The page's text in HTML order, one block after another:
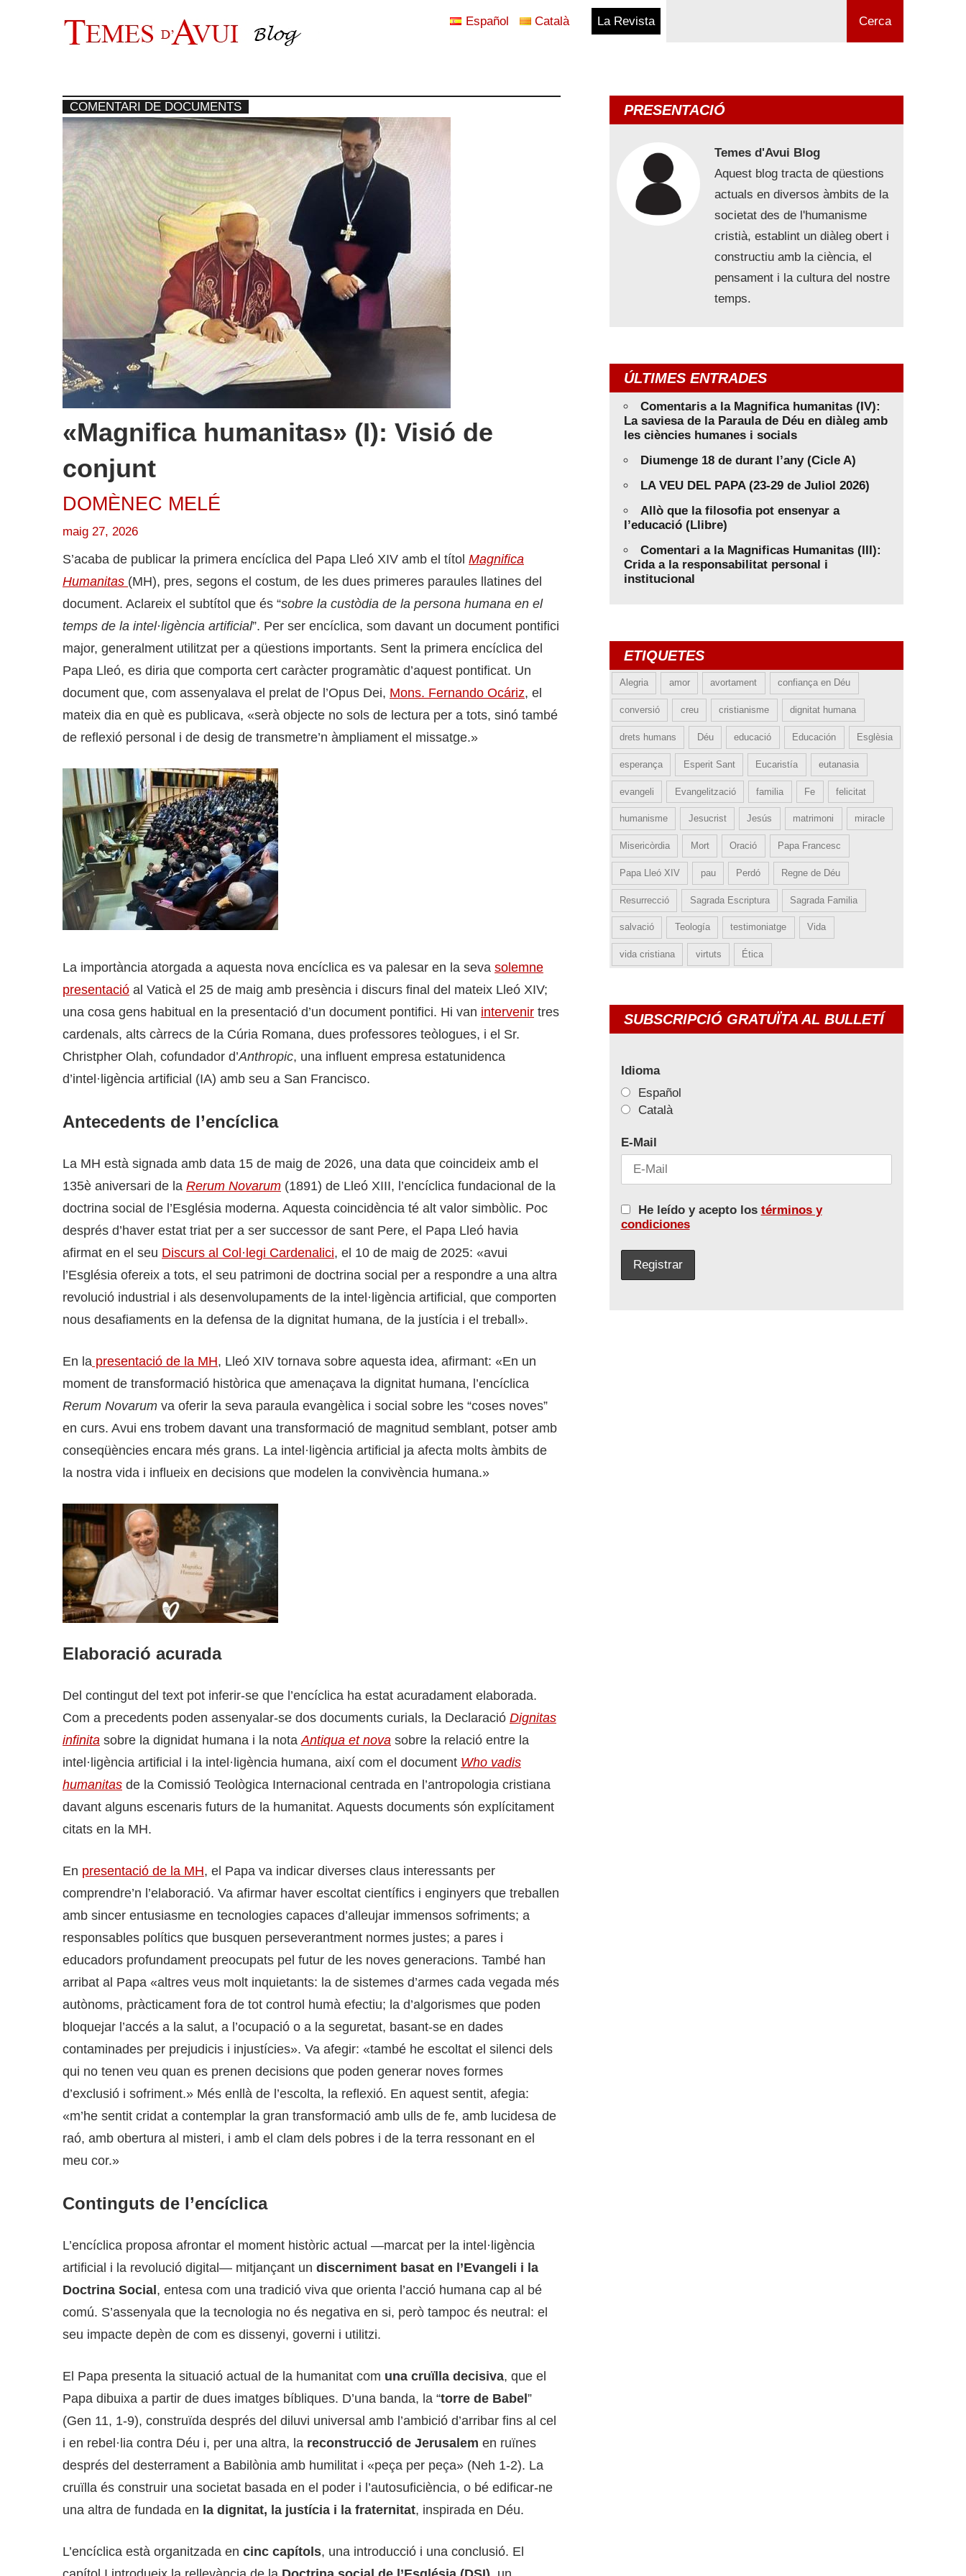
al
d'Avui
Cerca
Español Català La Revista
COMENTARI DE DOCUMENTS
«Magnifica humanitas» (I): Visió de
conjunt
DOMÈNEC MELÉ
maig 27, 2026
S’acaba de publicar la primera encíclica del Papa Lleó XIV amb el títol Magnifica
Humanitas (MH), pres, segons el costum, de les dues primeres paraules llatines del
document. Aclareix el subtítol que és “sobre la custòdia de la persona humana en el
temps de la intel·ligència artificial”. Per ser encíclica, som davant un document pontifici
major, generalment utilitzat per a qüestions importants. Sent la primera encíclica del
Papa Lleó, es diria que comporta cert caràcter programàtic d’aquest pontificat. Un
document que, com assenyalava el prelat de l’Opus Dei, Mons. Fernando Ocáriz, el
mateix dia en què es publicava, «serà objecte no sols de lectura per a tots, sinó també
de reflexió personal i de desig de transmetre’n àmpliament el missatge.»
La importància atorgada a aquesta nova encíclica es va palesar en la seva solemne
presentació al Vaticà el 25 de maig amb presència i discurs final del mateix Lleó XIV;
una cosa gens habitual en la presentació d’un document pontifici. Hi van intervenir tres
cardenals, alts càrrecs de la Cúria Romana, dues professores teòlogues, i el Sr.
Christpher Olah, cofundador d’Anthropic, una influent empresa estatunidenca
d’intel·ligència artificial (IA) amb seu a San Francisco.
Antecedents de l’encíclica
La MH està signada amb data 15 de maig de 2026, una data que coincideix amb el
135è aniversari de la Rerum Novarum (1891) de Lleó XIII, l’encíclica fundacional de la
doctrina social de l’Església moderna. Aquesta coincidència té alt valor simbòlic. Poc
després d’haver estat triat per a ser successor de sant Pere, el Papa Lleó havia
afirmat en el seu Discurs al Col·legi Cardenalici, el 10 de maig de 2025: «avui
l’Església ofereix a tots, el seu patrimoni de doctrina social per a respondre a una altra
revolució industrial i als desenvolupaments de la intel·ligència artificial, que comporten
nous desafiaments en la defensa de la dignitat humana, de la justícia i el treball».
En la presentació de la MH, Lleó XIV tornava sobre aquesta idea, afirmant: «En un
moment de transformació històrica que amenaçava la dignitat humana, l’encíclica
Rerum Novarum va oferir la seva paraula evangèlica i social sobre les “coses noves”
en curs. Avui ens trobem davant una transformació de magnitud semblant, potser amb
conseqüències encara més grans. La intel·ligència artificial ja afecta molts àmbits de
la nostra vida i influeix en decisions que modelen la convivència humana.»
Elaboració acurada
Del contingut del text pot inferir-se que l’encíclica ha estat acuradament elaborada.
Com a precedents poden assenyalar-se dos documents curials, la Declaració Dignitas
infinita sobre la dignidat humana i la nota Antiqua et nova sobre la relació entre la
intel·ligència artificial i la intel·ligència humana, així com el document Who vadis
humanitas de la Comissió Teològica Internacional centrada en l’antropologia cristiana
davant alguns escenaris futurs de la humanitat. Aquests documents són explícitament
citats en la MH.
En presentació de la MH, el Papa va indicar diverses claus interessants per
comprendre’n l’elaboració. Va afirmar haver escoltat científics i enginyers que treballen
amb sincer entusiasme en tecnologies capaces d’alleujar immensos sofriments; a
responsables polítics que busquen perseverantment normes justes; a pares i
educadors profundament preocupats pel futur de les noves generacions. També han
arribat al Papa «altres veus molt inquietants: la de sistemes d’armes cada vegada més
autònoms, pràcticament fora de tot control humà efectiu; la d’algorismes que poden
bloquejar l’accés a la salut, a l’ocupació o a la seguretat, basant-se en dades
contaminades per prejudicis i injustícies». Va afegir: «també he escoltat el silenci dels
qui no tenen veu quan es prenen decisions que poden generar noves formes
d’exclusió i sofriment.» Més enllà de l’escolta, la reflexió. En aquest sentit, afegia:
«m’he sentit cridat a contemplar la gran transformació amb ulls de fe, amb lucidesa de
raó, amb obertura al misteri, i amb el clam dels pobres i de la terra ressonant en el
meu cor.»
Continguts de l’encíclica
L’encíclica proposa afrontar el moment històric actual —marcat per la intel·ligència
artificial i la revolució digital— mitjançant un discerniment basat en l’Evangeli i la
Doctrina Social, entesa com una tradició viva que orienta l’acció humana cap al bé
comú. S’assenyala que la tecnologia no és negativa en si, però tampoc és neutral: el
seu impacte depèn de com es dissenyi, governi i utilitzi.
El Papa presenta la situació actual de la humanitat com una cruïlla decisiva, que el
Papa dibuixa a partir de dues imatges bíbliques. D’una banda, la “torre de Babel”
(Gen 11, 1-9), construïda després del diluvi universal amb l’ambició d’arribar fins al cel
i en rebel·lia contra Déu i, per una altra, la reconstrucció de Jerusalem en ruïnes
després del desterrament a Babilònia amb humilitat i «peça per peça» (Neh 1-2). La
cruïlla és construir una societat basada en el poder i l’autosuficiència, o bé edificar-ne
una altra de fundada en la dignitat, la justícia i la fraternitat, inspirada en Déu.
L’encíclica està organitzada en cinc capítols, una introducció i una conclusió. El
PRESENTACIÓ
Temes d'Avui Blog
Aquest blog tracta de qüestions
actuals en diversos àmbits de la
societat des de l'humanisme
cristià, establint un diàleg obert i
constructiu amb la ciència, el
pensament i la cultura del nostre
temps.
ÚLTIMES ENTRADES
Comentaris a la Magnifica humanitas (IV):
La saviesa de la Paraula de Déu en diàleg amb
les ciències humanes i socials
Diumenge 18 de durant l’any (Cicle A)
LA VEU DEL PAPA (23-29 de Juliol 2026)
Allò que la filosofia pot ensenyar a
l’educació (Llibre)
Comentari a la Magnificas Humanitas (III):
Crida a la responsabilitat personal i
institucional
ETIQUETES
Alegria amor avortament confiança en Déu
conversió creu cristianisme dignitat humana
drets humans Déu educació Educación Esglèsia
esperança Esperit Sant Eucaristía eutanasia
evangeli Evangelització familia Fe felicitat
humanisme Jesucrist Jesús matrimoni miracle
Misericòrdia Mort Oració Papa Francesc
Papa Lleó XIV pau Perdó Regne de Déu
Resurrecció Sagrada Escriptura Sagrada Familia
salvació Teología testimoniatge Vida
vida cristiana virtuts Ética
SUBSCRIPCIÓ GRATUÏTA AL BULLETÍ
Idioma
Español
Català
E-Mail
He leído y acepto los términos y
condiciones